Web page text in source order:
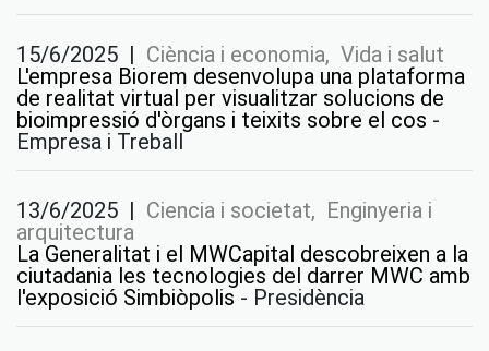
15/6/2025 | Ciència i economia, Vida i salut
L'empresa Biorem desenvolupa una plataforma
de realitat virtual per visualitzar solucions de
bioimpressió d'òrgans i teixits sobre el cos -
Empresa i Treball
13/6/2025 | Ciencia i societat, Enginyeria i
arquitectura
La Generalitat i el MWCapital descobreixen a la
ciutadania les tecnologies del darrer MWC amb
l'exposició Simbiòpolis - Presidència